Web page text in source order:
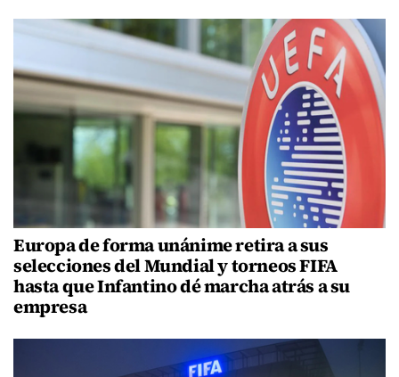
Europa de forma unánime retira a sus
selecciones del Mundial y torneos FIFA
hasta que Infantino dé marcha atrás a su
empresa